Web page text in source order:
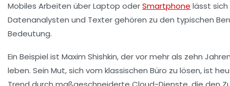
Mobiles Arbeiten über Laptop oderSmartphone lässt
Datenanalysten und Texter gehören zu den typischen
Bedeutung.
Ein Beispiel ist Maxim Shishkin, der vor mehr als zehn
leben. Sein Mut, sich vom klassischen Büro zu lösen, ist